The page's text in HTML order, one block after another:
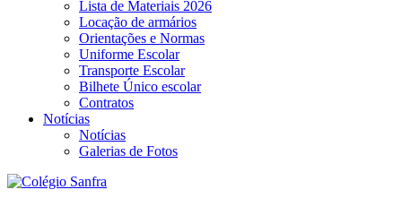
Lista de Materiais 2026
Locação de armários
Orientações e Normas
Uniforme Escolar
Transporte Escolar
Bilhete Único escolar
Contratos
Notícias
Notícias
Galerias de Fotos